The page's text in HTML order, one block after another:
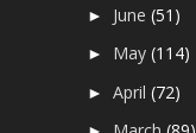
► June(51)
► May(114)
►April(72)